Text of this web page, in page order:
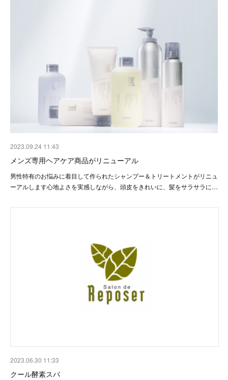
2023.09.24 11:43
メンズ専用ヘアケア商品がリニューアル
男性特有のお悩みに着目して作られたシャンプー＆トリートメントがリニュ
ーアルします心地よさを実感しながら、頭皮をきれいに、髪をサラサラに…
2023.06.30 11:33
クール酵素スパ